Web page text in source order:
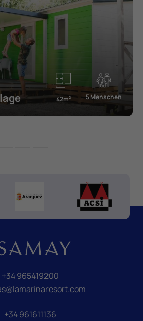
42m2 5 Menschen
+34 965419200
+34 961611136